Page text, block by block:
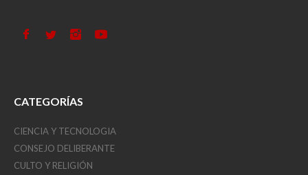
CATEGORÍAS
CIENCIA Y TECNOLOGIA
CONSEJO DELIBERANTE
CULTO Y RELIGIÓN